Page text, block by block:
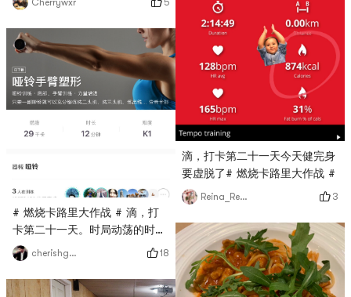
Cherrywxr
# 燃烧卡路里大作战 # 滴，打
卡第二十一天。时局动荡的时
候…
cherishgone 18
滴，打卡第二十一天今天健完身
要虚脱了# 燃烧卡路里大作战 #
Reina_Reina 3